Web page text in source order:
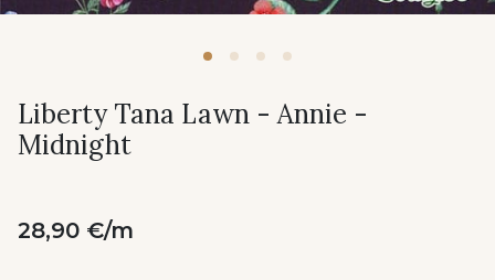
Liberty Tana Lawn - Annie -
Midnight
28,90 €/m